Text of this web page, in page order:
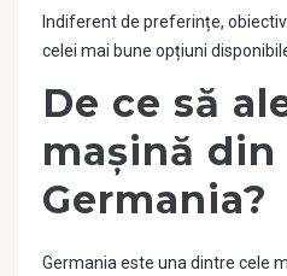
Indiferent de preferințe,
celei mai bune opțiuni
De ce să
mașină din
Germania?
Germania este una dintre cele